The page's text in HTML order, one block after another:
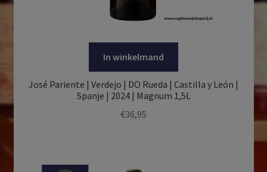
In winkelmand
José Pariente | Verdejo | DO Rueda | Castilla y León |
Spanje | 2024 | Magnum 1,5L
€36,95